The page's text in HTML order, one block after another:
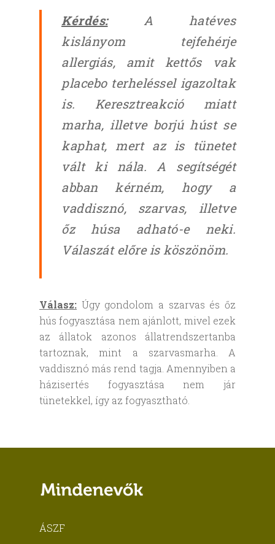
Kérdés:A hatéves
kislányom tejfehérje
allergiás, amit kettős vak
placebo terheléssel igazoltak
is. Keresztreakció miatt
marha, illetve borjú húst se
kaphat, mert az is tünetet
vált ki nála. A segítségét
abban kérném, hogy a
vaddisznó, szarvas, illetve
őz húsa adható-e neki.
Válaszát előre is köszönöm.
Válasz: Úgy gondolom a szarvas és őz
hús fogyasztása nem ajánlott, mivel ezek
az állatok azonos állatrendszertanba
tartoznak, mint a szarvasmarha. A
vaddisznó más rend tagja. Amennyiben a
házisertés fogyasztása nem jár
tünetekkel, így az fogyasztható.
ÁSZF